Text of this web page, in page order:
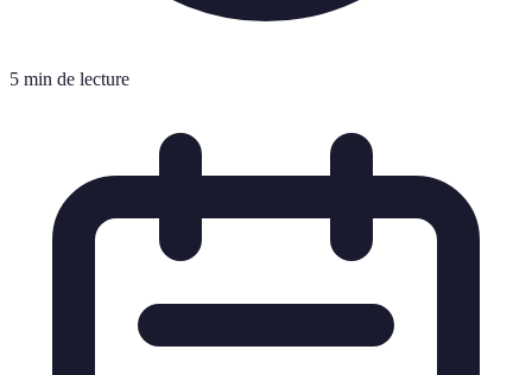
5 min de lecture